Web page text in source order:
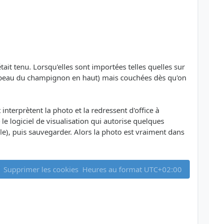
tenu. Lorsqu'elles sont importées telles quelles sur
du champignon en haut) mais couchées dès qu'on
la photo et la redressent d'office à
logiciel de visualisation qui autorise quelques
puis sauvegarder. Alors la photo est vraiment dans
Supprimer les cookies Heures au format UTC+02:00